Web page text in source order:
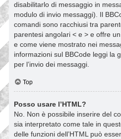
disabilitarlo di messaggio in
modulo di invio messaggi). Il
comandi sono racchiusi tra
parentesi angolari < e > e offre
e come viene mostrato nei
informazioni sul BBCode leggi la
per l’invio dei messaggi.
Top
Posso usare l’HTML?
No. Non è possibile inserire del
sia interpretato come tale in
delle funzioni dell’HTML può